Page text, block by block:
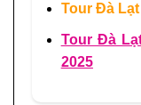
Tour Đà Lạt
Tour Đà
2025